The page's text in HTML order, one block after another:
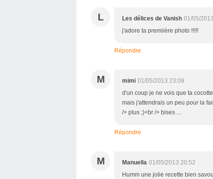
L Les délices de Vanish 01/05/
j'adore ta premiière photo !!!!!
Répondre
M mimi 01/05/2013 23:09
d'un coup je ne vois que ta
mais j'attendrais un peu pour la
/> plus ;)<br /> bises ...
Répondre
M Manuella 01/05/2013 20:52
Humm une jolie recette bien